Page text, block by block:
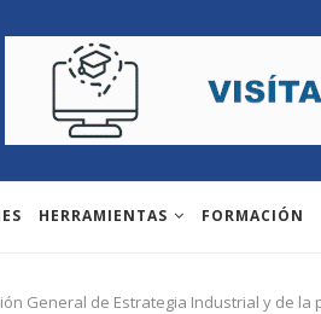
HERRAMIENTAS FORMACIÓN
General de Estrategia Industrial y de la